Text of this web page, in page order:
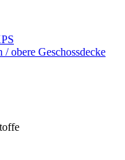
obere Geschossdecke